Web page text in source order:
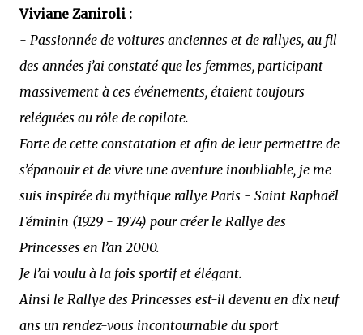
Viviane Zaniroli :
- Passionnée de voitures anciennes et de rallyes, au fil
des années j’ai constaté que les femmes, participant
massivement à ces événements, étaient toujours
reléguées au rôle de copilote.
Forte de cette constatation et afin de leur permettre de
s’épanouir et de vivre une aventure inoubliable, je me
suis inspirée du mythique rallye Paris - Saint Raphaël
Féminin (1929 - 1974) pour créer le Rallye des
Princesses en l’an 2000.
Je l’ai voulu à la fois sportif et élégant.
Ainsi le Rallye des Princesses est-il devenu en dix neuf
ans un rendez-vous incontournable du sport